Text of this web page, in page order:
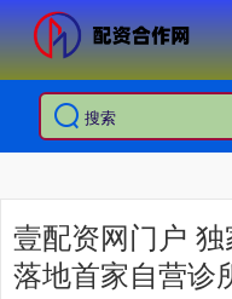
壹配资网门户
落地首家自营诊